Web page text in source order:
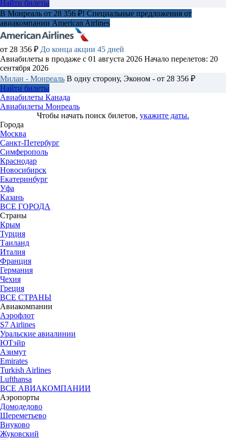
Найти билеты
В Монреаль от 28 356 ₽! Специальные предложения от
авиакомпании American Airlines
от 28 356 ₽ До конца акции 45 дней
Авиабилеты в продаже с 01 августа 2026 Начало перелетов: 20
сентября 2026
Милан - Монреаль В одну сторону, Эконом - от 28 356 ₽
Найти билеты
Авиабилеты Канада
Авиабилеты Монреаль
Чтобы начать поиск билетов, укажите даты.
Города
Москва
Санкт-Петербург
Симферополь
Краснодар
Новосибирск
Екатеринбург
Уфа
Казань
ВСЕ ГОРОДА
Страны
Крым
Турция
Таиланд
Италия
Франция
Германия
Чехия
Греция
ВСЕ СТРАНЫ
Авиакомпании
Аэрофлот
S7 Airlines
Уральские авиалинии
ЮТэйр
Азимут
Emirates
Turkish Airlines
Lufthansa
ВСЕ АВИАКОМПАНИИ
Аэропорты
Домодедово
Шереметьево
Внуково
Жуковский